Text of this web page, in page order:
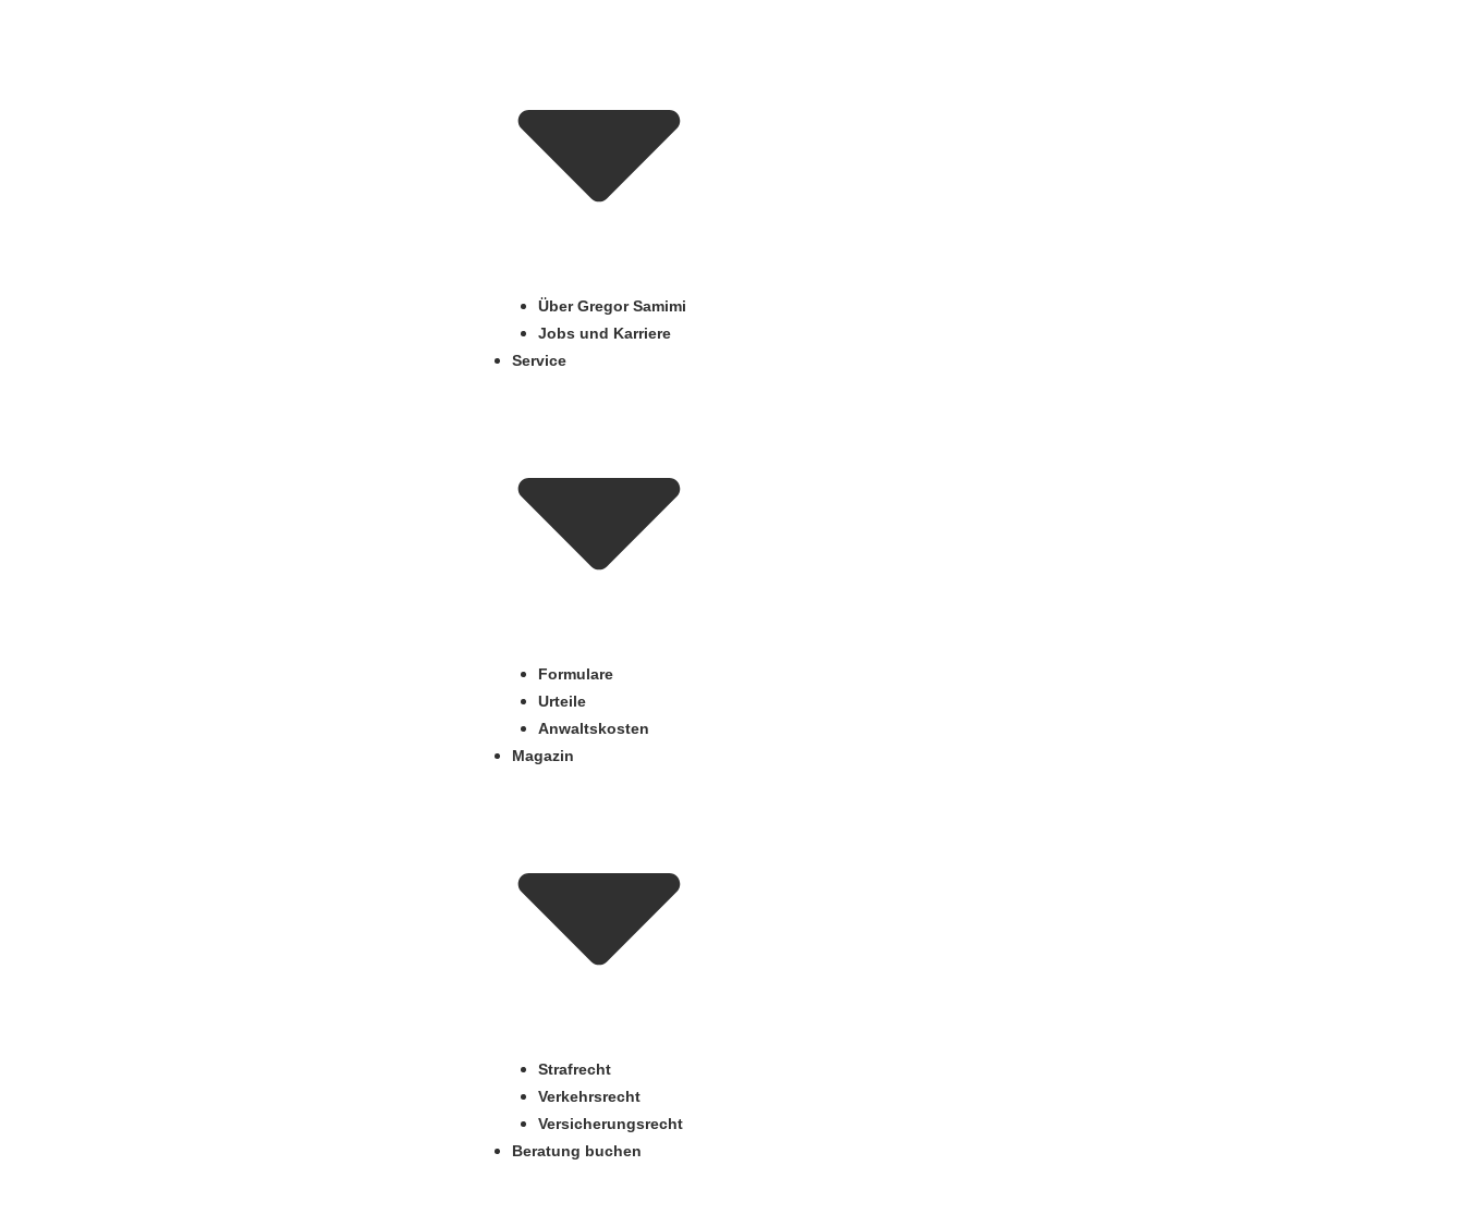
Über Gregor Samimi
Jobs und Karriere
Service
Formulare
Urteile
Anwaltskosten
Magazin
Strafrecht
Verkehrsrecht
Versicherungsrecht
Beratung buchen